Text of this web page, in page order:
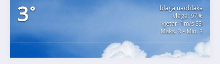
3°
blaga naoblaka
vlaga: 97%
vjetar: 1m/s SSI
Maks. 3 • Min. 3